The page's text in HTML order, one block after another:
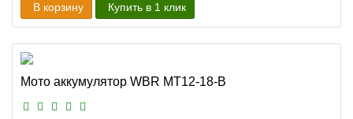
В корзину Купить в 1 клик
Мото аккумулятор WBR MT12-18-B